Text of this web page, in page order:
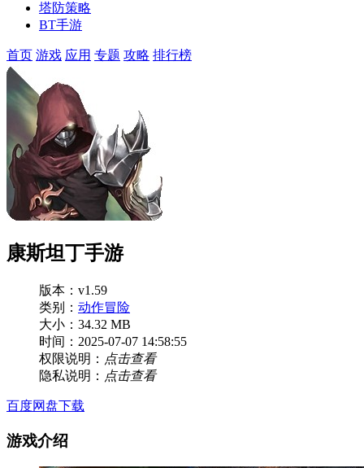
塔防策略
BT手游
首页 游戏 应用 专题 攻略 排行榜
康斯坦丁手游
版本：v1.59
类别： 动作冒险
大小：34.32 MB
时间：2025-07-07 14:58:55
权限说明： 点击查看
隐私说明： 点击查看
百度网盘下载
游戏介绍